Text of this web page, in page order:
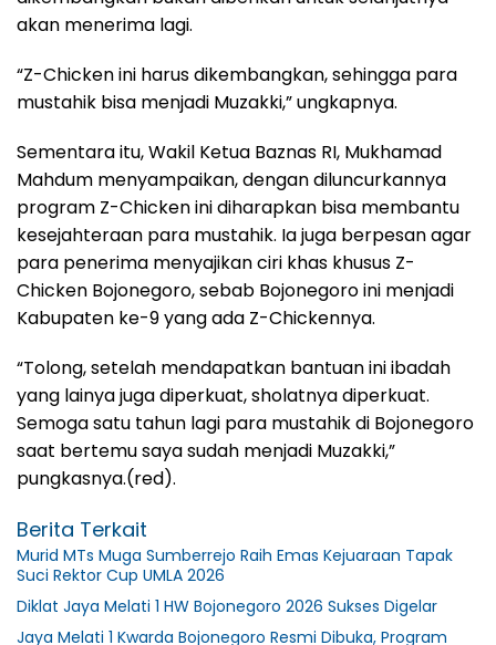
akan menerima lagi.
“Z-Chicken ini harus dikembangkan, sehingga para
mustahik bisa menjadi Muzakki,” ungkapnya.
Sementara itu, Wakil Ketua Baznas RI, Mukhamad
Mahdum menyampaikan, dengan diluncurkannya
program Z-Chicken ini diharapkan bisa membantu
kesejahteraan para mustahik. Ia juga berpesan agar
para penerima menyajikan ciri khas khusus Z-
Chicken Bojonegoro, sebab Bojonegoro ini menjadi
Kabupaten ke-9 yang ada Z-Chickennya.
“Tolong, setelah mendapatkan bantuan ini ibadah
yang lainya juga diperkuat, sholatnya diperkuat.
Semoga satu tahun lagi para mustahik di Bojonegoro
saat bertemu saya sudah menjadi Muzakki,”
pungkasnya.(red).
Berita Terkait
Murid MTs Muga Sumberrejo Raih Emas Kejuaraan Tapak
Suci Rektor Cup UMLA 2026
Diklat Jaya Melati 1 HW Bojonegoro 2026 Sukses Digelar
Jaya Melati 1 Kwarda Bojonegoro Resmi Dibuka, Program